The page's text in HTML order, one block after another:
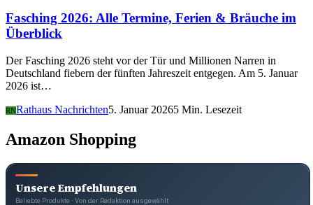
Fasching 2026: Alle Termine, Ferien & Bräuche im
Überblick
Der Fasching 2026 steht vor der Tür und Millionen Narren in
Deutschland fiebern der fünften Jahreszeit entgegen. Am 5. Januar
2026 ist…
RNRathaus Nachrichten5. Januar 20265 Min. Lesezeit
Amazon Shopping
Unsere Empfehlungen
Beliebte Produkte · Von der Redaktion ausgewählt